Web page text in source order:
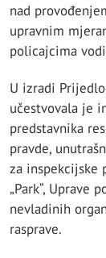
nad
upravnim
policajcima
U izradi
učestvovala je
predstavnika
pravde,
za inspekcijske
„Park“, Uprave
nevladinih
rasprave.